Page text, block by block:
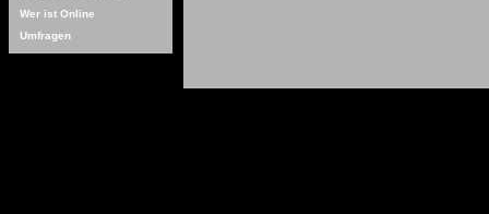
Wer ist Online
Umfragen